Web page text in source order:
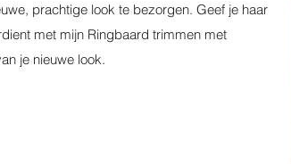
prachtige look te bezorgen. Geef je haar
met mijn Ringbaard trimmen met
je nieuwe look.